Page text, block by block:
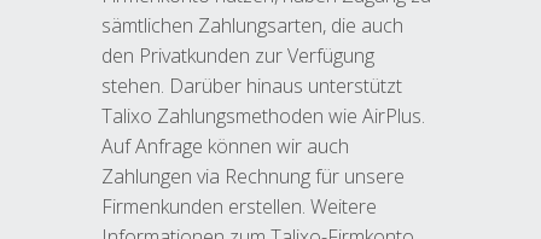
sämtlichen Zahlungsarten, die auch
den Privatkunden zur Verfügung
stehen. Darüber hinaus unterstützt
Talixo Zahlungsmethoden wie AirPlus.
Auf Anfrage können wir auch
Zahlungen via Rechnung für unsere
Firmenkunden erstellen. Weitere